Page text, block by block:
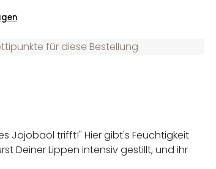
für diese Bestellung
Jojobaöl trifft!" Hier gibt's Feuchtigkeit
Deiner Lippen intensiv gestillt, und ihr